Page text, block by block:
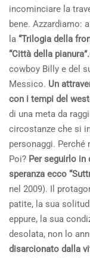
incominciare la
bene. Azzardiamo:
la “Trilogia della
“Città della pianura”.
cowboy Billy e del
Messico. Un
con i tempi del
di una meta da
circostanze che si
personaggi. Perché
Poi? Per seguirlo in
speranza ecco
nel 2009). Il
patite, la sua
eppure, la sua
desolata, non lo
disarcionato dalla